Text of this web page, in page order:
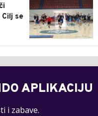
se
APLIKACIJU
i zabave.